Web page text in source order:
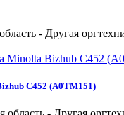
- Другая
C452 (A0TM151)